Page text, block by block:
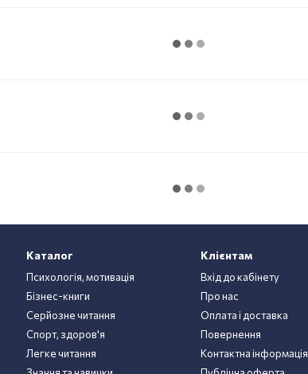
Каталог
Психологія, мотивація
Бізнес-книги
Серйозне читання
Спорт, здоров'я
Легке читання
Клієнтам
Вхід до кабінету
Про нас
Оплата і доставка
Повернення
Контактна інформація